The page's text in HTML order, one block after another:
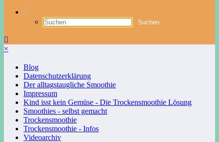
×
Blog
Datenschutzerklärung
Der alltagstaugliche Smoothie
Impressum
Kind isst kein Gemüse - Die Trockensmoothie Lösung
Smoothies - selbst gemacht
Trockensmoothie
Trockensmoothie - Infos
Videoarchiv